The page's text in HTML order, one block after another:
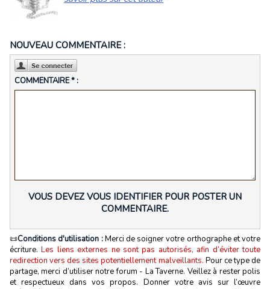
NOUVEAU COMMENTAIRE :
COMMENTAIRE * :
VOUS DEVEZ VOUS IDENTIFIER POUR POSTER UN
COMMENTAIRE.
📜Conditions d'utilisation :Merci de soigner votre orthographe et votre
écriture.Les liens externes ne sont pas autorisés, afin d’éviter toute
redirection vers des sites potentiellement malveillants. Pour ce type de
partage, merci d’utiliser notre forum - La Taverne. Veillez à rester polis
et respectueux dans vos propos. Donner votre avis sur l’œuvre